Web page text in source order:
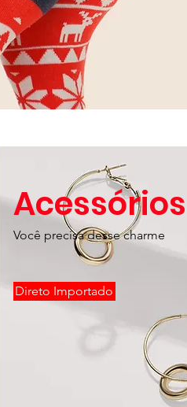
Acessórios
Você precisa desse charme
Direto Importado